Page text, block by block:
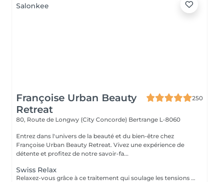
Françoise Urban Beauty
Retreat
250
80, Route de Longwy (City Concorde) Bertrange L-8060
Entrez dans l'univers de la beauté et du bien-être chez
Françoise Urban Beauty Retreat. Vivez une expérience de
détente et profitez de notre savoir-fa...
Swiss Relax
Relaxez-vous grâce à ce traitement qui soulage les tensions pour un dos parfaitement détendu.